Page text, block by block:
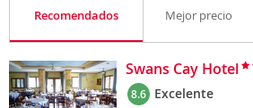
Recomendados Mejor precio
Swans Cay Hotel
8.6 Excelente